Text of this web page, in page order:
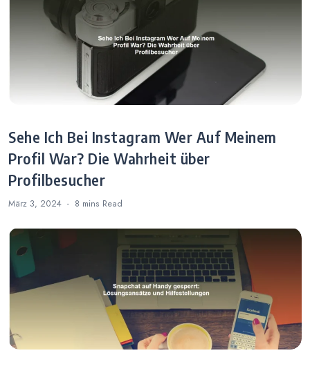
Sehe Ich Bei Instagram Wer Auf Meinem
Profil War? Die Wahrheit über
Profilbesucher
März 3, 2024 8 mins Read